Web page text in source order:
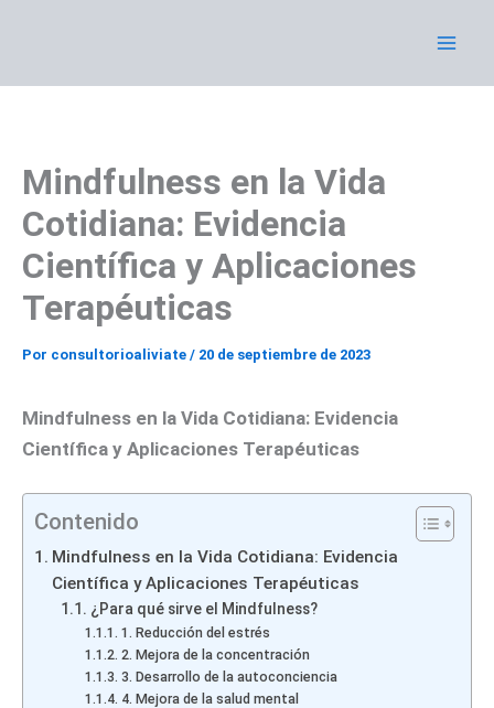
Mindfulness en la Vida
Cotidiana: Evidencia
Científica y Aplicaciones
Terapéuticas
Por consultorioaliviate / 20 de septiembre de 2023
Mindfulness en la Vida Cotidiana: Evidencia
Científica y Aplicaciones Terapéuticas
Contenido
Mindfulness en la Vida Cotidiana: Evidencia
Científica y Aplicaciones Terapéuticas
¿Para qué sirve el Mindfulness?
1. Reducción del estrés
2. Mejora de la concentración
3. Desarrollo de la autoconciencia
4. Mejora de la salud mental